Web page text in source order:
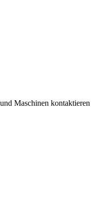
Maschinen kontaktieren